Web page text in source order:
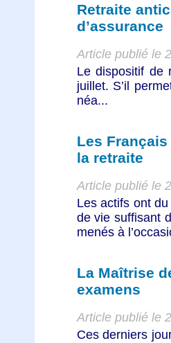
Retraite
d’assurance
Article publié le
Le dispositif de
juillet. S’il
néa...
Les
la retraite
Article publié le
Les actifs ont
de vie suffisant
menés à
La Maîtrise
examens
Article publié le
Ces derniers